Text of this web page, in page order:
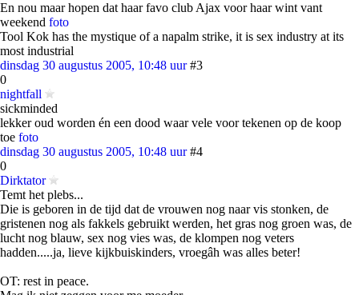
En nou maar hopen dat haar favo club Ajax voor haar wint vant
weekend foto
Tool Kok has the mystique of a napalm strike, it is sex industry at its
most industrial
dinsdag 30 augustus 2005, 10:48 uur #3
0
nightfall
sickminded
lekker oud worden én een dood waar vele voor tekenen op de koop
toe foto
dinsdag 30 augustus 2005, 10:48 uur #4
0
Dirktator
Temt het plebs...
Die is geboren in de tijd dat de vrouwen nog naar vis stonken, de
gristenen nog als fakkels gebruikt werden, het gras nog groen was, de
lucht nog blauw, sex nog vies was, de klompen nog veters
hadden.....ja, lieve kijkbuiskinders, vroegâh was alles beter!
OT: rest in peace.